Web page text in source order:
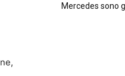
Mercedes sono